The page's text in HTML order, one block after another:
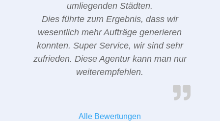
umliegenden Städten.
Dies führte zum Ergebnis, dass wir
wesentlich mehr Aufträge generieren
konnten. Super Service, wir sind sehr
zufrieden. Diese Agentur kann man nur
weiterempfehlen.
Alle Bewertungen